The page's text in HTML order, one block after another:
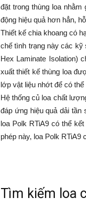
đặt trong thùng loa
động hiệu quả hơn hẳn,
Thiết kế chia khoang có
chế tình trạng này các kỹ
Hex Laminate Isolation)
xuất thiết kế thùng loa
lớp vật liệu nhớt để có
Hệ thống củ loa chất
đáp ứng hiệu quả dải
loa Polk RTiA9 có thể
phép này, loa Polk
Tìm kiếm loa